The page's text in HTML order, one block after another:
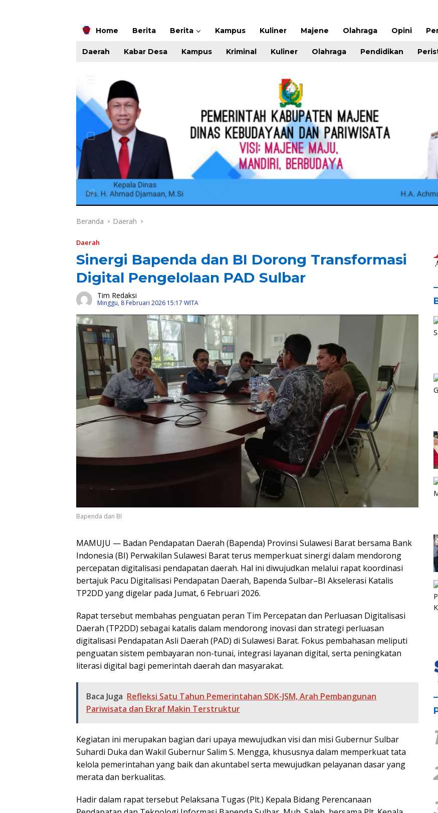
Home Berita Berita Kampus Kuliner Majene Olahraga Opini
Daerah Kabar Desa Kampus Kriminal Kuliner Olahraga Pendidikan
Beranda Daerah
Daerah
Sinergi Bapenda dan BI Dorong Transformasi
Digital Pengelolaan PAD Sulbar
Tim Redaksi
Minggu, 8 Februari 2026 15:17 WITA
Bapenda dan BI
MAMUJU — Badan Pendapatan Daerah (Bapenda) Provinsi Sulawesi Barat bersama Bank
Indonesia (BI) Perwakilan Sulawesi Barat terus memperkuat sinergi dalam mendorong
percepatan digitalisasi pendapatan daerah. Hal ini diwujudkan melalui rapat koordinasi
bertajuk Pacu Digitalisasi Pendapatan Daerah, Bapenda Sulbar–BI Akselerasi Katalis
TP2DD yang digelar pada Jumat, 6 Februari 2026.
Rapat tersebut membahas penguatan peran Tim Percepatan dan Perluasan Digitalisasi
Daerah (TP2DD) sebagai katalis dalam mendorong inovasi dan strategi perluasan
digitalisasi Pendapatan Asli Daerah (PAD) di Sulawesi Barat. Fokus pembahasan meliputi
penguatan sistem pembayaran non-tunai, integrasi layanan digital, serta peningkatan
literasi digital bagi pemerintah daerah dan masyarakat.
Baca Juga Refleksi Satu Tahun Pemerintahan SDK-JSM, Arah Pembangunan
Pariwisata dan Ekraf Makin Terstruktur
Kegiatan ini merupakan bagian dari upaya mewujudkan visi dan misi Gubernur Sulbar
Suhardi Duka dan Wakil Gubernur Salim S. Mengga, khususnya dalam memperkuat tata
kelola pemerintahan yang baik dan akuntabel serta mewujudkan pelayanan dasar yang
merata dan berkualitas.
Hadir dalam rapat tersebut Pelaksana Tugas (Plt.) Kepala Bidang Perencanaan